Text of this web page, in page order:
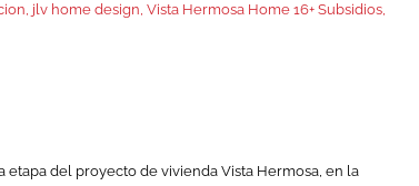
, jlv home design, Vista Hermosa Home 16+ Subsidios,
etapa del proyecto de vivienda Vista Hermosa, en la